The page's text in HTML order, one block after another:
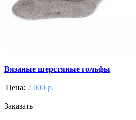
Вязаные шерстяные гольфы
Цена: 2 000 р.
Заказать